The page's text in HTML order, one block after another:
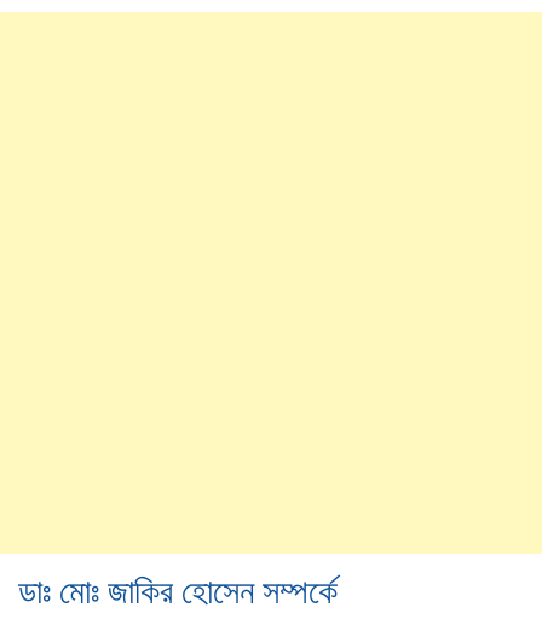
ডাঃ মোঃ জাকির হোসেন সম্পর্কে